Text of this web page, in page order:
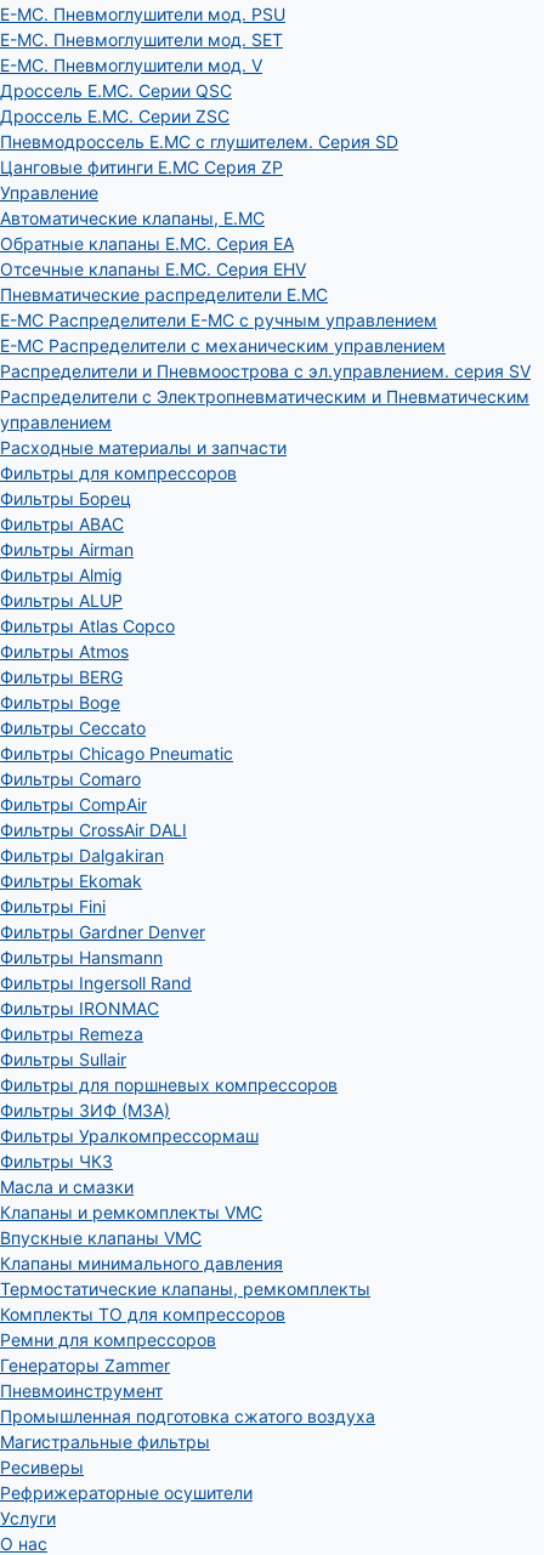
E-MC. Пневмоглушители мод. PSU
E-MC. Пневмоглушители мод. SET
E-MC. Пневмоглушители мод. V
Дроссель E.MC. Серии QSC
Дроссель E.MC. Серии ZSC
Пневмодроссель E.MC с глушителем. Серия SD
Цанговые фитинги E.MC Серия ZP
Управление
Автоматические клапаны, Е.МС
Обратные клапаны E.MC. Серия EA
Отсечные клапаны E.MC. Серия EHV
Пневматические распределители E.MC
E-MC Распределители E-MC с ручным управлением
E-MC Распределители с механическим управлением
Распределители и Пневмоострова с эл.управлением. серия SV
Распределители с Электропневматическим и Пневматическим
управлением
Расходные материалы и запчасти
Фильтры для компрессоров
Фильтры Борец
Фильтры ABAC
Фильтры Airman
Фильтры Almig
Фильтры ALUP
Фильтры Atlas Copco
Фильтры Atmos
Фильтры BERG
Фильтры Boge
Фильтры Ceccato
Фильтры Chicago Pneumatic
Фильтры Comaro
Фильтры CompAir
Фильтры CrossAir DALI
Фильтры Dalgakiran
Фильтры Ekomak
Фильтры Fini
Фильтры Gardner Denver
Фильтры Hansmann
Фильтры Ingersoll Rand
Фильтры IRONMAC
Фильтры Remeza
Фильтры Sullair
Фильтры для поршневых компрессоров
Фильтры ЗИФ (МЗА)
Фильтры Уралкомпрессормаш
Фильтры ЧКЗ
Масла и смазки
Клапаны и ремкомплекты VMC
Впускные клапаны VMC
Клапаны минимального давления
Термостатические клапаны, ремкомплекты
Комплекты ТО для компрессоров
Ремни для компрессоров
Генераторы Zammer
Пневмоинструмент
Промышленная подготовка сжатого воздуха
Магистральные фильтры
Ресиверы
Рефрижераторные осушители
Услуги
О нас